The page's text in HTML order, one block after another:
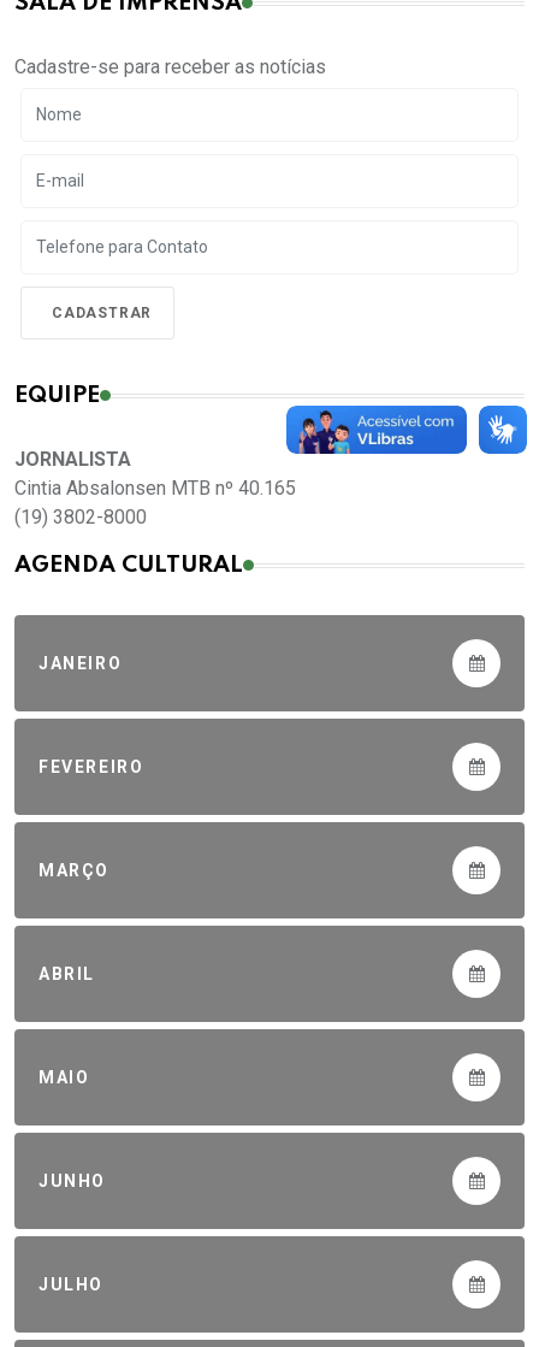
Cadastre-se para receber as notícias
EQUIPE
JORNALISTA
Cintia Absalonsen MTB nº 40.165
(19) 3802-8000
AGENDA CULTURAL
JANEIRO
FEVEREIRO
MARÇO
ABRIL
MAIO
JUNHO
JULHO